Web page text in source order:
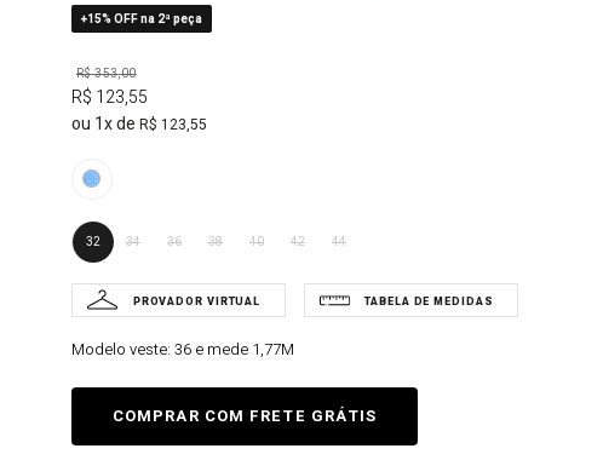
+15% OFF na 2ª peça
R$353,00
R$ 123,55
1
R$ 123,55
32 34 36 38 40 42 44
Modelo veste: 36 e mede 1,77M